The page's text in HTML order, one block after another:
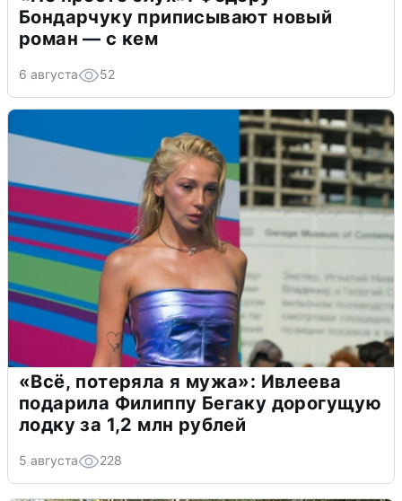
Бондарчуку приписывают новый
роман — с кем
6 августа 52
«Всё, потеряла я мужа»: Ивлеева
подарила Филиппу Бегаку дорогущую
лодку за 1,2 млн рублей
5 августа 228